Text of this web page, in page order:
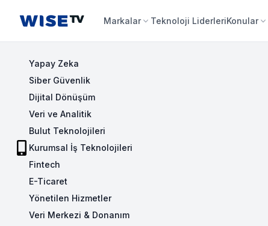
Wise TV Markalar Teknoloji LiderleriKonular
Yapay Zeka
Siber Güvenlik
Dijital Dönüşüm
Veri ve Analitik
Bulut Teknolojileri
Kurumsal İş Teknolojileri
Fintech
E-Ticaret
Yönetilen Hizmetler
Veri Merkezi & Donanım